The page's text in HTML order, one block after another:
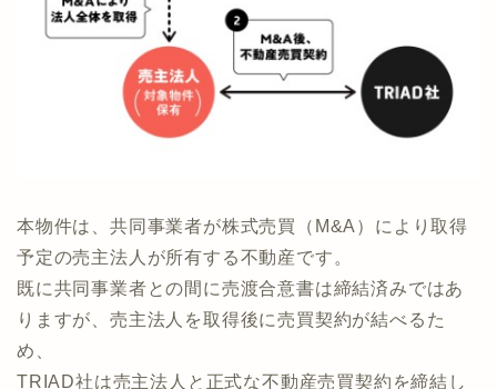
本物件は、共同事業者が株式売買（M&A）により取得
予定の売主法人が所有する不動産です。
既に共同事業者との間に売渡合意書は締結済みではあ
りますが、売主法人を取得後に売買契約が結べるた
め、
TRIAD社は売主法人と正式な不動産売買契約を締結し